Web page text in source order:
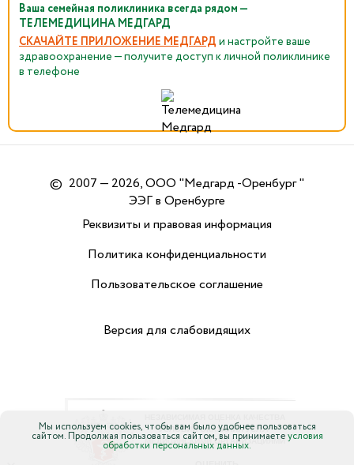
Ваша семейная поликлиника всегда рядом —
ТЕЛЕМЕДИЦИНА МЕДГАРД
СКАЧАЙТЕ ПРИЛОЖЕНИЕ МЕДГАРД и настройте ваше
здравоохранение — получите доступ к личной поликлинике
в телефоне
© 2007 — 2026, ООО "Медгард -Оренбург "
ЭЭГ в Оренбурге
Реквизиты и правовая информация
Политика конфиденциальности
Пользовательское соглашение
Версия для слабовидящих
Мы используем cookies, чтобы вам было удобнее пользоваться
сайтом. Продолжая пользоваться сайтом, вы принимаетеусловия
обработки персональных данных.